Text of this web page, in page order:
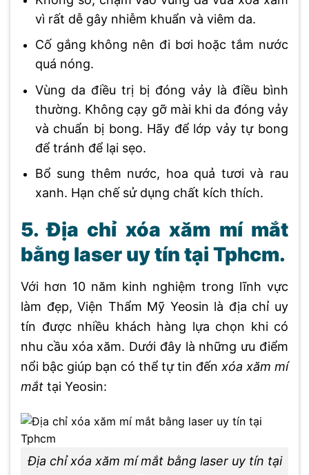
vì rất dễ gây nhiễm khuẩn và viêm da.
Cố gắng không nên đi bơi hoặc tắm nước
quá nóng.
Vùng da điều trị bị đóng vảy là điều bình
thường. Không cạy gỡ mài khi da đóng vảy
và chuẩn bị bong. Hãy để lớp vảy tự bong
để tránh để lại sẹo.
Bổ sung thêm nước, hoa quả tươi và rau
xanh. Hạn chế sử dụng chất kích thích.
5. Địa chỉ xóa xăm mí mắt
bằng laser uy tín tại Tphcm.
Với hơn 10 năm kinh nghiệm trong lĩnh vực
làm đẹp, Viện Thẩm Mỹ Yeosin là địa chỉ uy
tín được nhiều khách hàng lựa chọn khi có
nhu cầu xóa xăm. Dưới đây là những ưu điểm
nổi bậc giúp bạn có thể tự tin đến xóa xăm mí
mắt tại Yeosin:
Địa chỉ xóa xăm mí mắt bằng laser uy tín tại